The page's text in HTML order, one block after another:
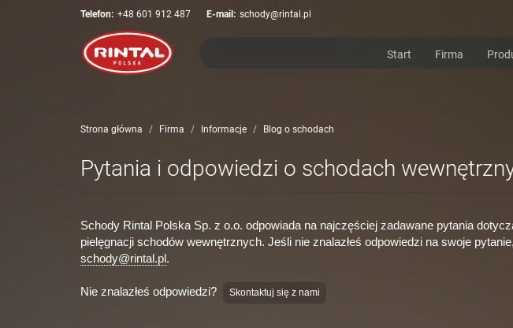
Telefon: +48 601 912 487 E-mail: schody@rintal.pl
Start Firma
Strona główna Firma Informacje Blog o schodach
Pytania i odpowiedzi o schodach
Schody Rintal Polska Sp. z o.o. odpowiada na najczęściej zadawane pytania
pielęgnacji schodów wewnętrznych. Jeśli nie znalazłeś odpowiedzi na swoje
schody@rintal.pl.
Nie znalazłeś odpowiedzi? Skontaktuj się z nami